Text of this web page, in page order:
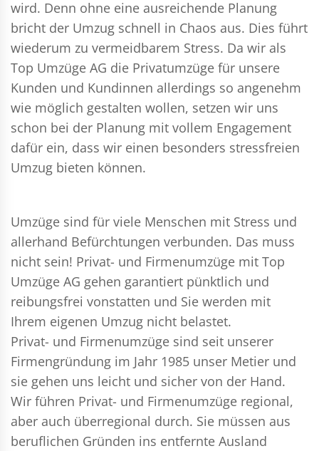
wird. Denn ohne eine ausreichende Planung
bricht der Umzug schnell in Chaos aus. Dies führt
wiederum zu vermeidbarem Stress. Da wir als
Top Umzüge AG die Privatumzüge für unsere
Kunden und Kundinnen allerdings so angenehm
wie möglich gestalten wollen, setzen wir uns
schon bei der Planung mit vollem Engagement
dafür ein, dass wir einen besonders stressfreien
Umzug bieten können.
Umzüge sind für viele Menschen mit Stress und
allerhand Befürchtungen verbunden. Das muss
nicht sein! Privat- und Firmenumzüge mit Top
Umzüge AG gehen garantiert pünktlich und
reibungsfrei vonstatten und Sie werden mit
Ihrem eigenen Umzug nicht belastet.
Privat- und Firmenumzüge sind seit unserer
Firmengründung im Jahr 1985 unser Metier und
sie gehen uns leicht und sicher von der Hand.
Wir führen Privat- und Firmenumzüge regional,
aber auch überregional durch. Sie müssen aus
beruflichen Gründen ins entfernte Ausland